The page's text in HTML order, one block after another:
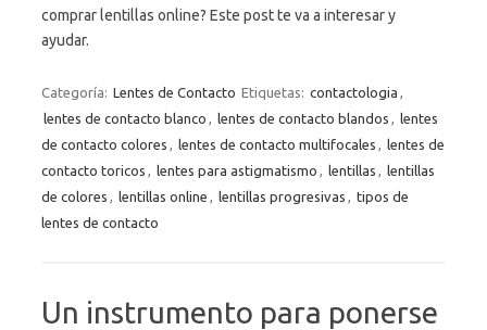
comprar lentillas online? Este post te va a interesar y
ayudar.
Categoría: Lentes de Contacto Etiquetas: contactologia ,
lentes de contacto blanco , lentes de contacto blandos , lentes
de contacto colores , lentes de contacto multifocales , lentes de
contacto toricos , lentes para astigmatismo , lentillas , lentillas
de colores , lentillas online , lentillas progresivas , tipos de
lentes de contacto
Un instrumento para ponerse